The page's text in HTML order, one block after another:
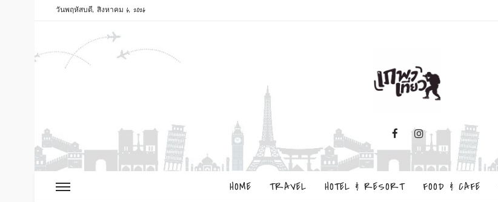
วันพฤหัสบดี, สิงหาคม 6, 2026
HOME TRAVEL HOTEL & RESORT FOOD & CAFE